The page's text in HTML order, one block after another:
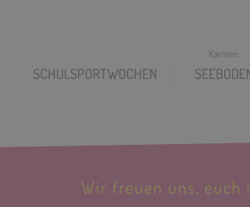
SCHULSPORTWOCHEN
Wir freuen uns, euch